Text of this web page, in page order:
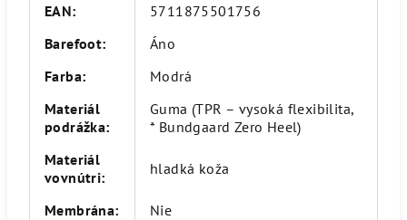
EAN:
5711875501756
Barefoot:
Áno
Farba:
Modrá
Materiál
podrážka:
Guma (TPR – vysoká flexibilita,
* Bundgaard Zero Heel)
Materiál
vovnútri: hladká koža
Membrána:
Nie